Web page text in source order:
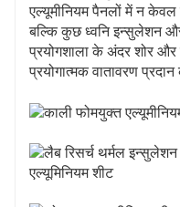
एल्यूमीनियम पैनलों में न
बल्कि कुछ ध्वनि इन्सुलेशन
प्रयोगशाला के अंदर शोर
प्रयोगात्मक वातावरण